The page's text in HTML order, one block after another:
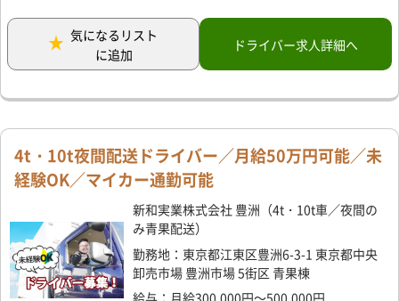
気になるリスト
に追加
ドライバー求人詳細へ
4t・10t夜間配送ドライバー／月給50万円可能／未
経験OK／マイカー通勤可能
新和実業株式会社 豊洲（4t・10t車／夜間の
み青果配送）
勤務地：東京都江東区豊洲6-3-1 東京都中央
卸売市場 豊洲市場 5街区 青果棟